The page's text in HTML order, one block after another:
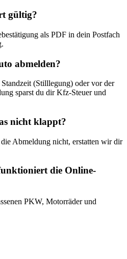
gültig?
als PDF in dein Postfach
abmelden?
(Stilllegung) oder vor der
sparst du dir Kfz-Steuer und
nicht klappt?
Abmeldung nicht, erstatten wir dir
die Online-
PKW, Motorräder und